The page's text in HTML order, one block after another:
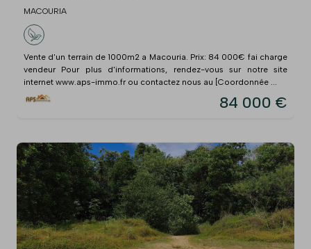
MACOURIA
Vente d'un terrain de 1000m2 a Macouria. Prix: 84 000€ fai charge
vendeur Pour plus d'informations, rendez-vous sur notre site
internet www.aps-immo.fr ou contactez nous au [Coordonnée ...
84 000 €